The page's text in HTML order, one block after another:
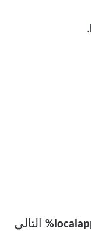
.
التالي